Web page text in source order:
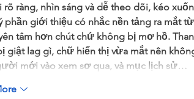
ràng, nhìn sáng và dễ theo dõi, kéo
phần giới thiệu có nhắc nền tảng ra mắt từ
tâm hơn chút chứ không bị mơ hồ.
giật lag gì, chữ hiển thị vừa mắt nên
mới vào xem sơ qua, và mục lịch sử…